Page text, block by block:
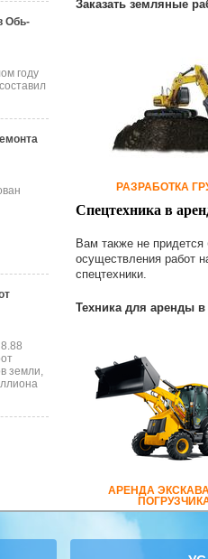
Обь-
году
земли,
Заказать земляные
РАЗРАБОТКА
Спецтехника в
Вам также не придется
осуществления работ
спецтехники.
Техника для аренды
АРЕНДА